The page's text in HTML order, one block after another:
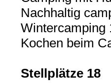
Nachhaltig
Wintercamping
Kochen beim
Stellplätze 18